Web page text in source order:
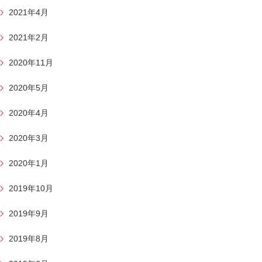
2021年4月
2021年2月
2020年11月
2020年5月
2020年4月
2020年3月
2020年1月
2019年10月
2019年9月
2019年8月